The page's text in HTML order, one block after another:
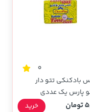
0
بادکنکی تتو دار
پارس یک عددی
خرید